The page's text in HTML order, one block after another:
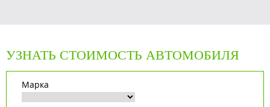
УЗНАТЬ СТОИМОСТЬ АВТОМОБИЛЯ
Марка